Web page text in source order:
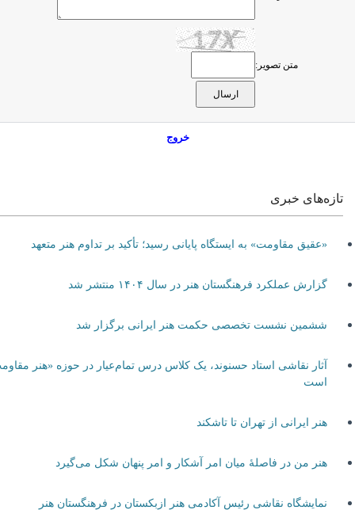
متن تصویر:
خروج
تازه‌های خبری
«عقیق مقاومت» به ایستگاه پایانی رسید؛ تأکید بر تداوم هنر متعهد
گزارش عملکرد فرهنگستان هنر در سال ۱۴۰۴ منتشر شد
ششمین نشست تخصصی حکمت هنر ایرانی برگزار شد
آثار نقاشی استاد حسنوند، یک کلاس درس تمام‌عیار در حوزه «هنر
است
هنر ایرانی از تهران تا تاشکند
هنر من در فاصلۀ میان امر آشکار و امر پنهان شکل می‌گیرد
نمایشگاه نقاشی رئیس آکادمی هنر ازبکستان در فرهنگستان هنر